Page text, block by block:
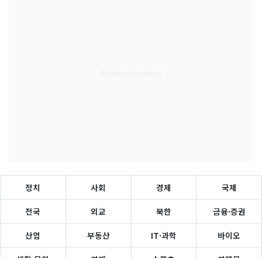
정치 사회 경제 국제
전국 외교 북한 금융·증권
산업 부동산 IT·과학 바이오